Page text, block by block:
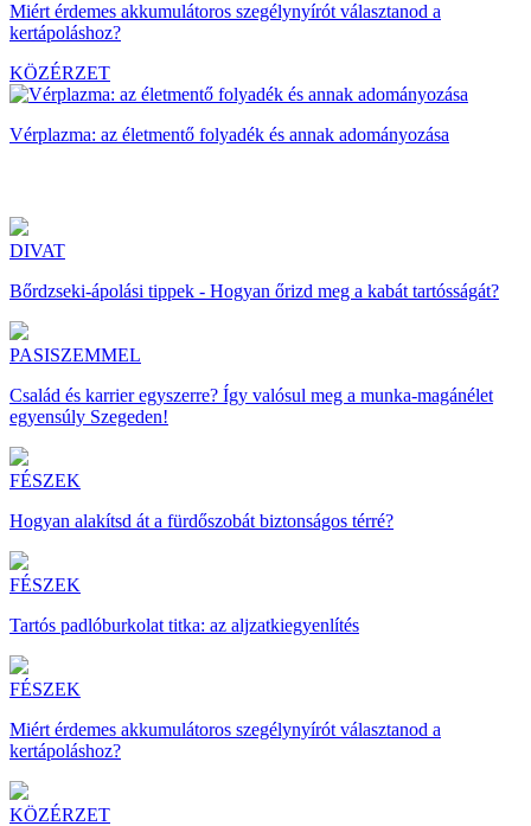
Miért érdemes akkumulátoros szegélynyírót választanod a
kertápoláshoz?
KÖZÉRZET
Vérplazma: az életmentő folyadék és annak adományozása
DIVAT
Bőrdzseki-ápolási tippek - Hogyan őrizd meg a kabát tartósságát?
PASISZEMMEL
Család és karrier egyszerre? Így valósul meg a munka-magánélet
egyensúly Szegeden!
FÉSZEK
Hogyan alakítsd át a fürdőszobát biztonságos térré?
FÉSZEK
Tartós padlóburkolat titka: az aljzatkiegyenlítés
FÉSZEK
Miért érdemes akkumulátoros szegélynyírót választanod a
kertápoláshoz?
KÖZÉRZET